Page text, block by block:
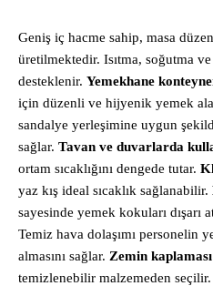
Geniş iç hacme sahip, masa
üretilmektedir. Isıtma, soğutma
desteklenir. Yemekhane
için düzenli ve hijyenik yemek
sandalye yerleşimine uygun
sağlar. Tavan ve duvarlarda
ortam sıcaklığını dengede tutar.
yaz kış ideal sıcaklık sağlanabilir.
sayesinde yemek kokuları dışarı
Temiz hava dolaşımı personelin
almasını sağlar. Zemin kaplaması
temizlenebilir malzemeden seçilir.